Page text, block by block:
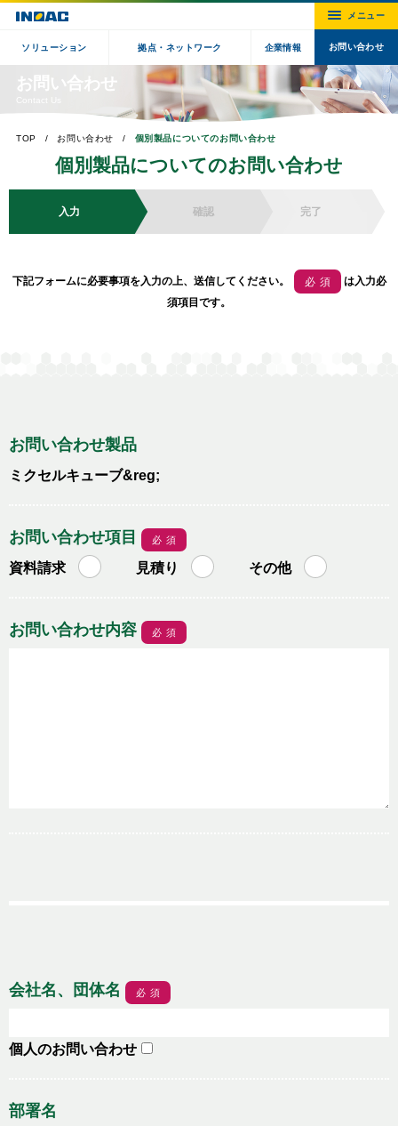
ソリューション 拠点・ネットワーク 企業情報 お問い合わせ
お問い合わせ
TOP お問い合わせ 個別製品についてのお問い合わせ
個別製品についてのお問い合わせ
入力 確認 完了
下記フォームに必要事項を入力の上、送信してください。 必須
は入力必
須項目です。
お問い合わせ製品
ミクセルキューブ&reg;
お問い合わせ項目 必須
資料請求 見積り その他
お問い合わせ内容 必須
会社名、団体名 必須
個人のお問い合わせ
部署名